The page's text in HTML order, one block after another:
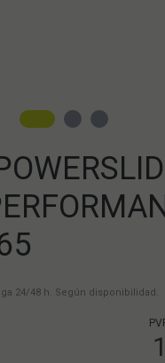
24/48 h. Según disponibilidad.